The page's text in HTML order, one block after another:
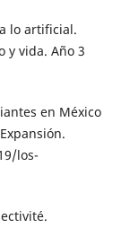
lo artificial.
y vida. Año 3
en México
los-